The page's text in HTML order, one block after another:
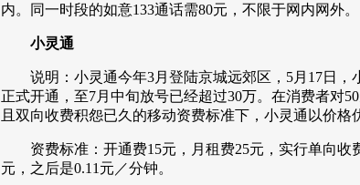
内。同一时段的如意133通话需80元，不限于网内网外。
小灵通
说明：小灵通今年3月登陆京城远郊区，5月17日，
正式开通，至7月中旬放号已经超过30万。在消费者对
且双向收费积怨已久的移动资费标准下，小灵通以价格
资费标准：开通费15元，月租费25元，实行单向收
元，之后是0.11元／分钟。